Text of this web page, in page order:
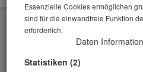
Alle Artikel zeigen aus:
Essenzielle Cookies ermöglichen
sind für die einwandfreie Funktion
erforderlich.
Daten
Statistiken (2)